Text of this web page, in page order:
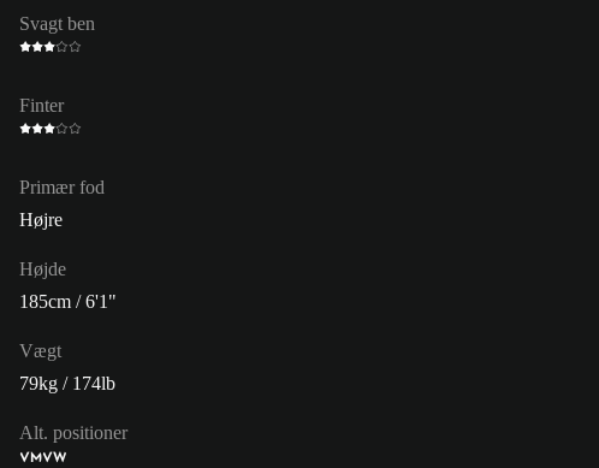
Svagt ben
Finter
Primær fod
Højre
Højde
185cm / 6'1"
Vægt
79kg / 174lb
Alt. positioner
VMVW